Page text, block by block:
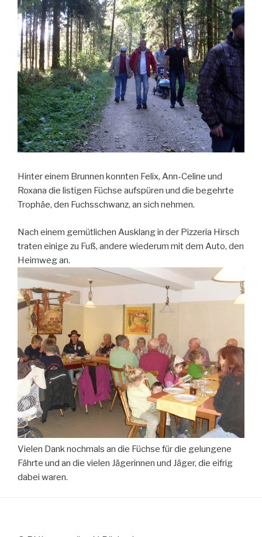
Hinter einem Brunnen konnten Felix, Ann-Celine und
Roxana die listigen Füchse aufspüren und die begehrte
Trophäe, den Fuchsschwanz, an sich nehmen.
Nach einem gemütlichen Ausklang in der Pizzeria Hirsch
traten einige zu Fuß, andere wiederum mit dem Auto, den
Heimweg an.
Vielen Dank nochmals an die Füchse für die gelungene
Fährte und an die vielen Jägerinnen und Jäger, die eifrig
dabei waren.